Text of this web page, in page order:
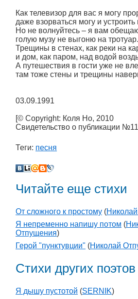
Как телевизор для вас я могу
даже взорваться могу и
Но не волнуйтесь – я вам
голую музу не выгоню на тротуар.
Трещины в стенах, как реки на
и дом, как паром, над водой
А путешествия в гости уже не
там тоже стены и трещины
03.09.1991
[© Copyright: Коля Но, 2010
Свидетельство о публикации
Теги: песня
Читайте еще стихи
От сложного к простому (
Я непременно напишу потом (
Отпущения)
Герой "пунктувции" (Николай
Стихи других поэтов
Я дышу пустотой (SERNIK)